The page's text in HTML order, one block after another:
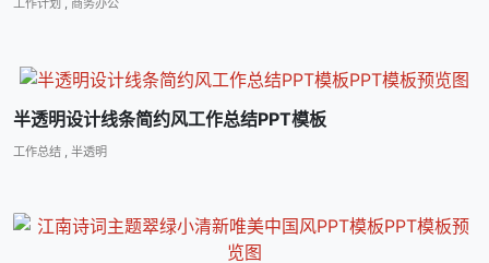
工作计划 , 商务办公
半透明设计线条简约风工作总结PPT模板
工作总结 , 半透明